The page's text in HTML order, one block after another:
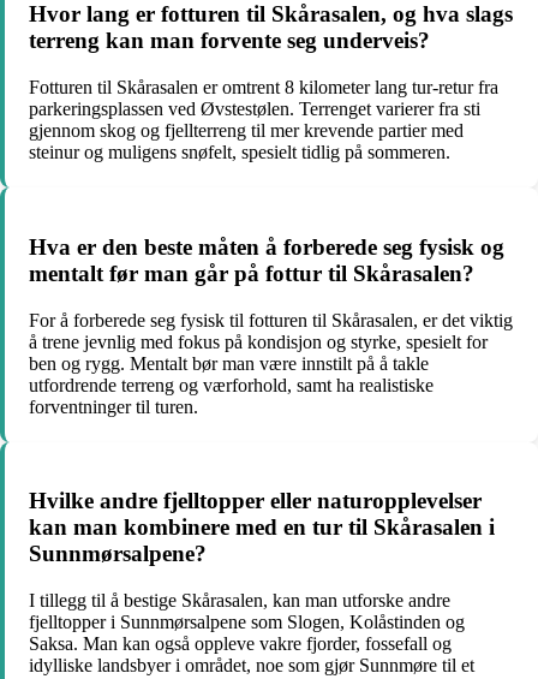
Hvor lang er fotturen til Skårasalen, og hva slags
terreng kan man forvente seg underveis?
Fotturen til Skårasalen er omtrent 8 kilometer lang tur-retur fra
parkeringsplassen ved Øvstestølen. Terrenget varierer fra sti
gjennom skog og fjellterreng til mer krevende partier med
steinur og muligens snøfelt, spesielt tidlig på sommeren.
Hva er den beste måten å forberede seg fysisk og
mentalt før man går på fottur til Skårasalen?
For å forberede seg fysisk til fotturen til Skårasalen, er det viktig
å trene jevnlig med fokus på kondisjon og styrke, spesielt for
ben og rygg. Mentalt bør man være innstilt på å takle
utfordrende terreng og værforhold, samt ha realistiske
forventninger til turen.
Hvilke andre fjelltopper eller naturopplevelser
kan man kombinere med en tur til Skårasalen i
Sunnmørsalpene?
I tillegg til å bestige Skårasalen, kan man utforske andre
fjelltopper i Sunnmørsalpene som Slogen, Kolåstinden og
Saksa. Man kan også oppleve vakre fjorder, fossefall og
idylliske landsbyer i området, noe som gjør Sunnmøre til et